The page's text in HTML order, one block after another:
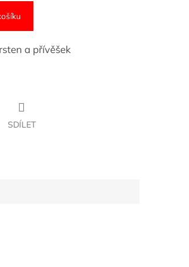
a přívěšek
SDÍLET